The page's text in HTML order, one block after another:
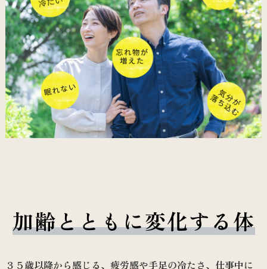
加齢とともに変化する体
３５歳以降から感じる、疲労感や手足の冷たさ、仕事中に